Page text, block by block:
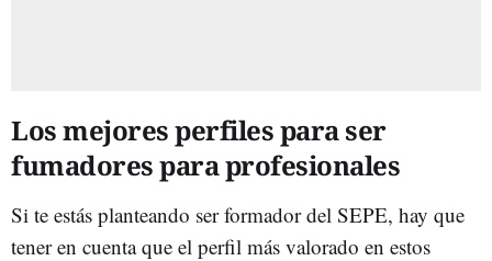
Los mejores perfiles para ser
fumadores para profesionales
Si te estás planteando ser formador del SEPE, hay que
tener en cuenta que el perfil más valorado en estos